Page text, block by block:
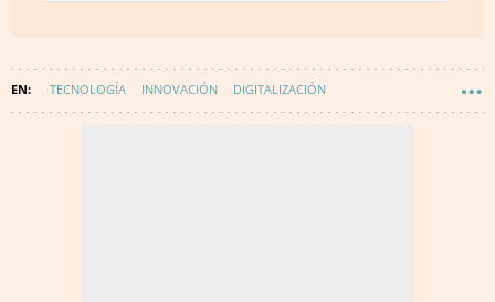
TECNOLOGÍA INNOVACIÓN DIGITALIZACIÓN